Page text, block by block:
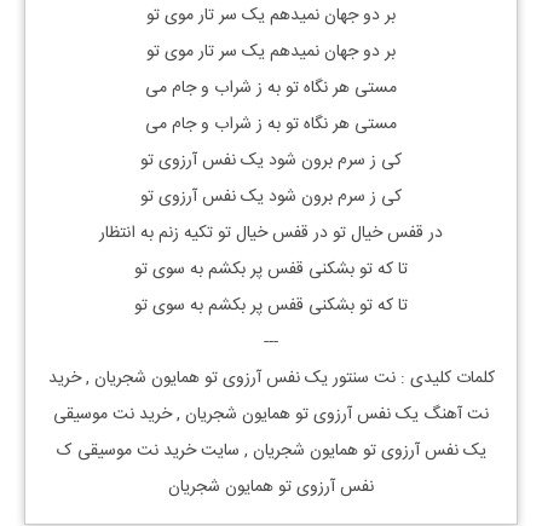
بر دو جهان نمیدهم یک سر تار موی تو
بر دو جهان نمیدهم یک سر تار موی تو
مستی هر نگاه تو به ز شراب و جام می
مستی هر نگاه تو به ز شراب و جام می
کی ز سرم برون شود یک نفس آرزوی تو
کی ز سرم برون شود یک نفس آرزوی تو
در قفس خیال تو در قفس خیال تو تکیه زنم به انتظار
تا که تو بشکنی قفس پر بکشم به سوی تو
تا که تو بشکنی قفس پر بکشم به سوی تو
---
کلمات کلیدی : نت سنتور یک نفس آرزوی تو همایون شجریان , خرید
نت آهنگ یک نفس آرزوی تو همایون شجریان , خرید نت موسیقی
یک نفس آرزوی تو همایون شجریان , سایت خرید نت موسیقی ک
نفس آرزوی تو همایون شجریان